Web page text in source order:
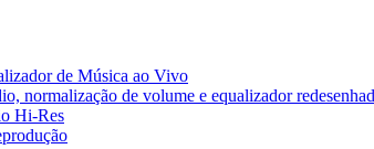
de Música ao Vivo
normalização de volume e equalizador
Hi-Res